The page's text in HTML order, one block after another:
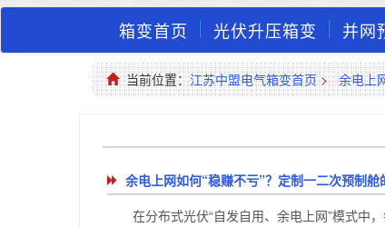
箱变首页 光伏升压箱变 并网
当前位置：江苏中盟电气箱变首页 > 余电上
余电上网如何“稳赚不亏”？定制一二次预制舱
在分布式光伏“自发自用、余电上网”模式中